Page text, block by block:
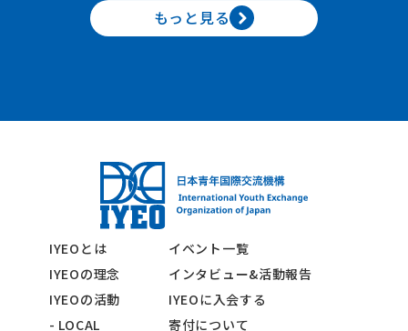
もっと見る
IYEOとは
イベント一覧
IYEOの理念
インタビュー&活動報告
IYEOの活動
IYEOに入会する
- LOCAL
寄付について